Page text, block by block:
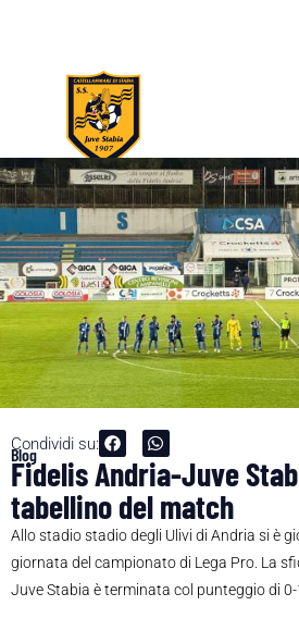
Condividi su:
Blog
Fidelis Andria-Juve
tabellino del match
Allo stadio stadio degli Ulivi di Andria si è
giornata del campionato di Lega Pro. La
Juve Stabia è terminata col punteggio di 0-